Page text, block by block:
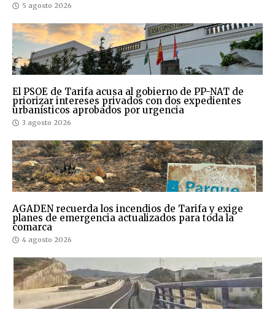
5 agosto 2026
El PSOE de Tarifa acusa al gobierno de PP-NAT de
priorizar intereses privados con dos expedientes
urbanísticos aprobados por urgencia
3 agosto 2026
AGADEN recuerda los incendios de Tarifa y exige
planes de emergencia actualizados para toda la
comarca
4 agosto 2026